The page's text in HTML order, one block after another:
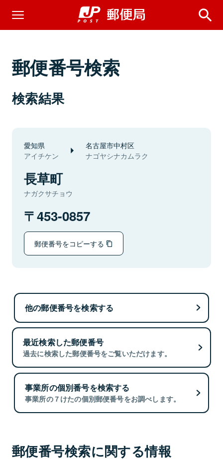
郵便番号検索
検索結果
愛知県
アイチケン
名古屋市中村区
ナゴヤシナカムラク
長草町
ナガクサチョウ
453-0857
郵便番号をコピーする
他の郵便番号を検索する
最近検索した郵便番号
過去に検索した郵便番号をご覧いただけます。
事業所の個別番号を検索する
事業所の７けたの個別郵便番号をお調べします。
郵便番号検索に関する情報